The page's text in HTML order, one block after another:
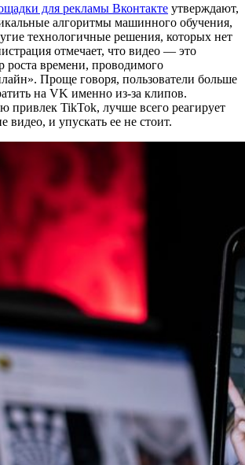
для рекламы Вконтакте утверждают,
алгоритмы машинного обучения,
технологичные решения, которых нет
отмечает, что видео — это
роста времени, проводимого
Проще говоря, пользователи больше
на VK именно из-за клипов.
привлек TikTok, лучше всего реагирует
видео, и упускать ее не стоит.